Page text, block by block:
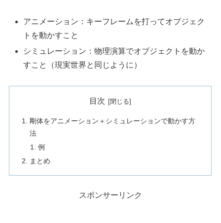
アニメーション：キーフレームを打ってオブジェク
トを動かすこと
シミュレーション：物理演算でオブジェクトを動か
すこと（現実世界と同じように）
目次
剛体をアニメーション＋シミュレーションで動かす方
法
例
まとめ
スポンサーリンク